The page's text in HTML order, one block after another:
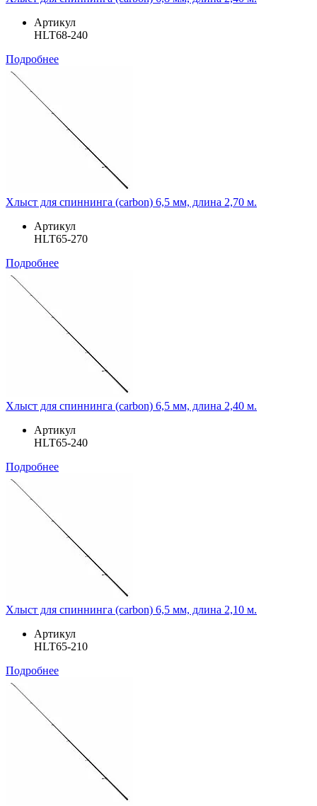
Артикул
HLT68-240
Подробнее
Хлыст для спиннинга (carbon) 6,5 мм, длина 2,70 м.
Артикул
HLT65-270
Подробнее
Хлыст для спиннинга (carbon) 6,5 мм, длина 2,40 м.
Артикул
HLT65-240
Подробнее
Хлыст для спиннинга (carbon) 6,5 мм, длина 2,10 м.
Артикул
HLT65-210
Подробнее